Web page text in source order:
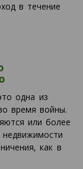
в течение
одна из
время войны.
или более
как в